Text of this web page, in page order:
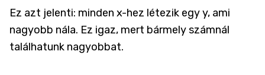
Ez azt jelenti: minden x-hez létezik egy y, ami
nagyobb nála. Ez igaz, mert bármely számnál
találhatunk nagyobbat.